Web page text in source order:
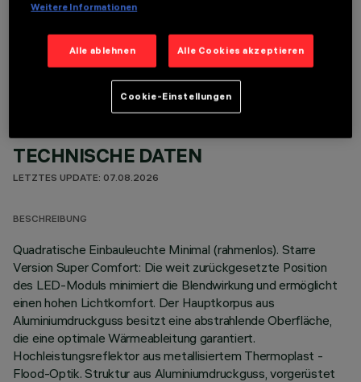
OPTIONALE KOMPONENTEN
TECHNISCHE DATEN
LETZTES UPDATE: 07.08.2026
BESCHREIBUNG
Quadratische Einbauleuchte Minimal (rahmenlos). Starre
Version Super Comfort: Die weit zurückgesetzte Position
des LED-Moduls minimiert die Blendwirkung und ermöglicht
einen hohen Lichtkomfort. Der Hauptkorpus aus
Aluminiumdruckguss besitzt eine abstrahlende Oberfläche,
die eine optimale Wärmeableitung garantiert.
Hochleistungsreflektor aus metallisiertem Thermoplast -
Flood-Optik. Struktur aus Aluminiumdruckguss, vorgerüstet
Weitere Informationen
Alle ablehnen Alle Cookies akzeptieren
Cookie-Einstellungen